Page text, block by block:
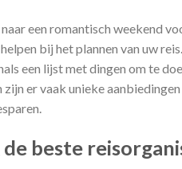
een romantisch weekend
bij het plannen van uw
een lijst met dingen om te
er vaak unieke
beste